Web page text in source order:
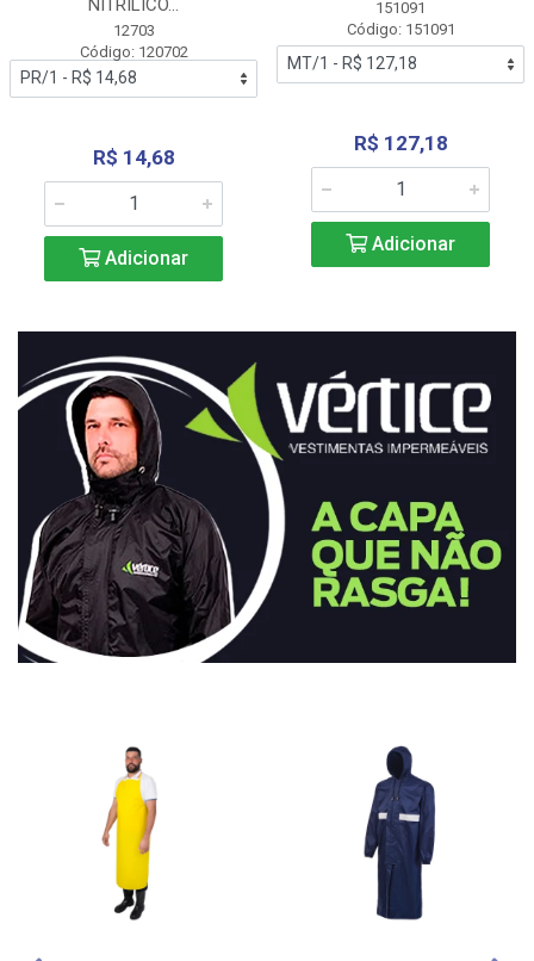
NITRÍLICO...
12703
Código: 120702
R$ 14,68
Adicionar
151091
Código: 151091
R$ 127,18
Adicionar